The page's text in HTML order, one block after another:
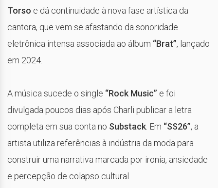
Torso e dá continuidade à nova fase artística da
cantora, que vem se afastando da sonoridade
eletrônica intensa associada ao álbum “Brat”, lançado
em 2024.
A música sucede o single “Rock Music” e foi
divulgada poucos dias após Charli publicar a letra
completa em sua conta no Substack. Em “SS26”, a
artista utiliza referências à indústria da moda para
construir uma narrativa marcada por ironia, ansiedade
e percepção de colapso cultural.